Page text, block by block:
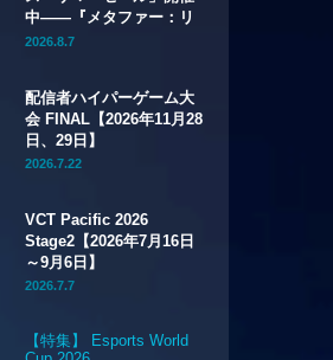
中——『メタファー：リ
ファンタジオ』デジタル
2026.8.7
配信者ハイパーゲーム大
会 FINAL【2026年11月28
日、29日】
2026.7.22
VCT Pacific 2026
Stage2【2026年7月16日
～9月6日】
2026.7.7
【特集】 Esports World